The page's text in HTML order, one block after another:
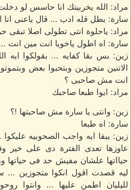
مراد: الله يخربيتك انا حاسس لو دخلت
سارة: بطل قله ادب ... قال ياعنى انا
مراد: ياحلوة انتى تطولى اصلا تبقى
سارة: اه اطول ياخويا انت مين انت
زين: بس بقا كفايه ... بقولكوا ايه
الاتنين متجوزين وبتحبوا بعض
انت مش صاحبى ؟
مراد: ايوا طبعا صاحبك
زين: وانتى يا سارة مش صاحبتها !؟
سارة: اه طبعا
زين: يبقا ايه واجب الصحوبيه عليكوا
عاوزها تعدى الفترة دى على خير
حيااتها علشان مفيش حد فى حياتها
ليه قصدت اقول انكوا متجوزين ...
لليليان اطمن عليها ... وانتوا